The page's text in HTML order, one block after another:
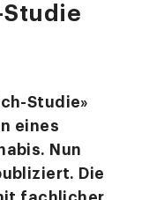
Studie»
eines
Nun
Die